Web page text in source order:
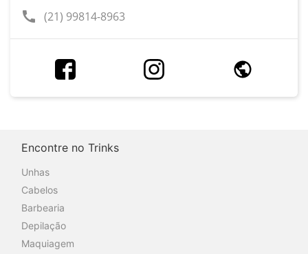
call (21) 99814-8963
Encontre no Trinks
Unhas
Cabelos
Barbearia
Depilação
Maquiagem